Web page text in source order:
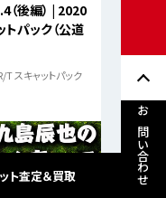
お問い合わせ
（後編） | 2020
パック（公道
ト査定＆買取